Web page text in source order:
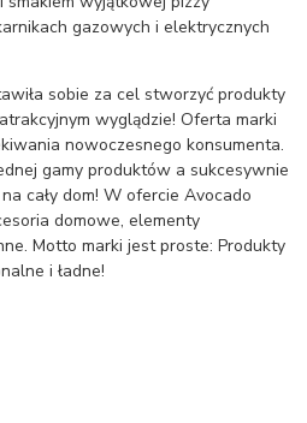
gazowych i elektrycznych
sobie za cel stworzyć produkty
wyglądzie! Oferta marki
nowoczesnego konsumenta.
gamy produktów a sukcesywnie
cały dom! W ofercie Avocado
domowe, elementy
Motto marki jest proste: Produkty
i ładne!